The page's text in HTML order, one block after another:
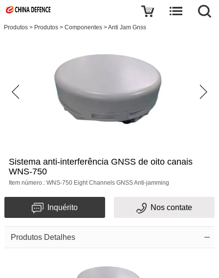
Produtos > Produtos > Componentes >Anti Jam Gnss
Sistema anti-interferência GNSS de oito canais
WNS-750
Item número.: WNS-750 Eight Channels GNSS Anti-jamming
Inquérito Nos contate
Produtos Detalhes